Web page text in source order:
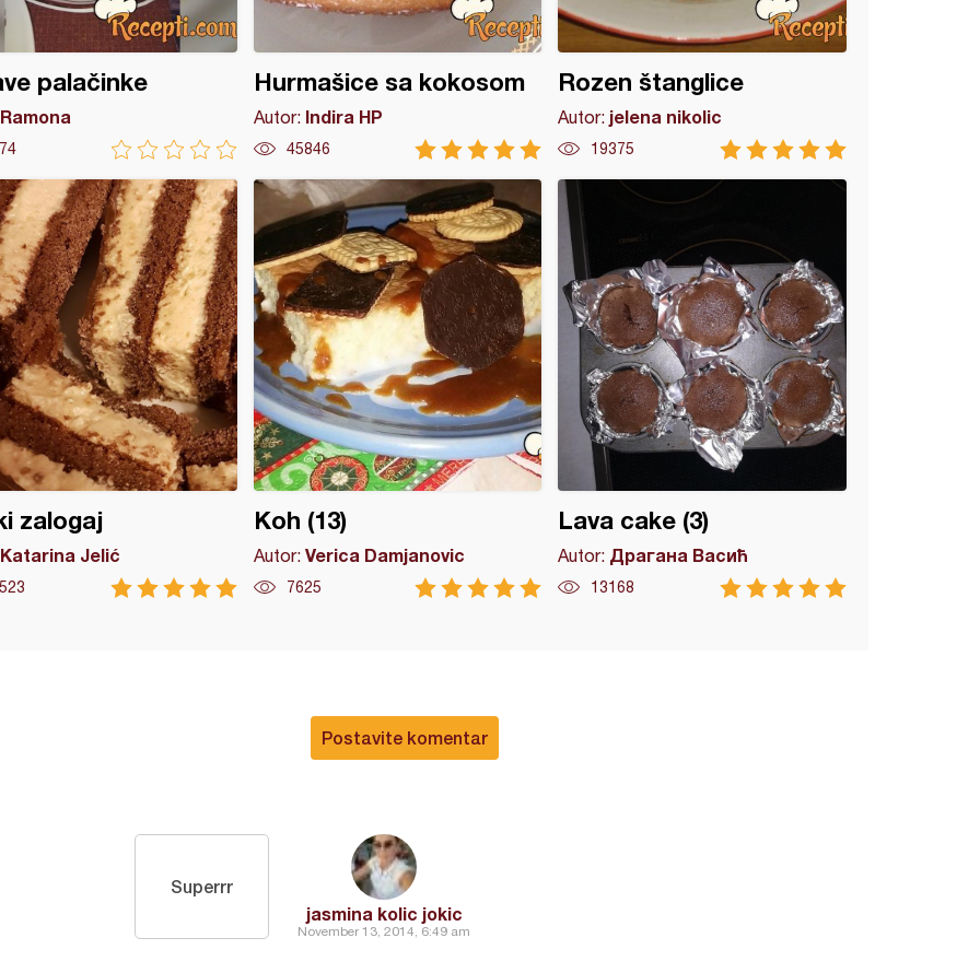
palačinke
Ramona
Hurmašice sa kokosom
Autor: Indira HP
45846
Rozen štanglice
Autor: jelena nikolic
19375
zalogaj
Katarina Jelić
Koh (13)
Autor: Verica Damjanovic
7625
Lava cake (3)
Autor: Драгана Васић
13168
Postavite komentar
jasmina kolic jokic
November 13, 2014, 6:49 am
Superrr